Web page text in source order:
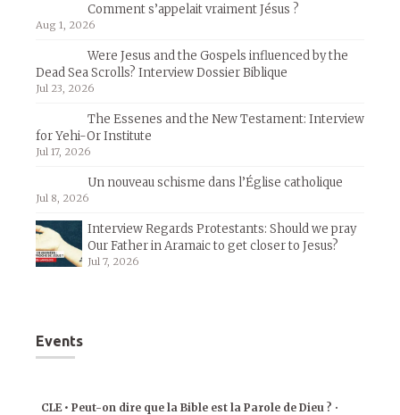
Comment s’appelait vraiment Jésus ?
Aug 1, 2026
Were Jesus and the Gospels influenced by the
Dead Sea Scrolls? Interview Dossier Biblique
Jul 23, 2026
The Essenes and the New Testament: Interview
for Yehi-Or Institute
Jul 17, 2026
Un nouveau schisme dans l’Église catholique
Jul 8, 2026
Interview Regards Protestants: Should we pray
Our Father in Aramaic to get closer to Jesus?
Jul 7, 2026
Events
CLE • Peut-on dire que la Bible est la Parole de Dieu ? •